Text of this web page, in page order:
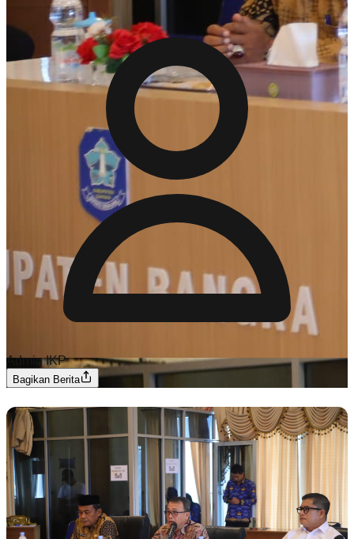
Admin IKP
Bagikan Berita